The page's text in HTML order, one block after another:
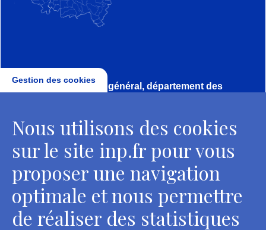
Direction, secrétariat général, département des
2 rue Vivienne - 75002 Paris
Tél. : + 33 1 44 41 16 41
Contacts
Département des restaurateurs
Gestion des cookies
Nous utilisons des cookies
sur le site inp.fr pour vous
proposer une navigation
optimale et nous permettre
de réaliser des statistiques